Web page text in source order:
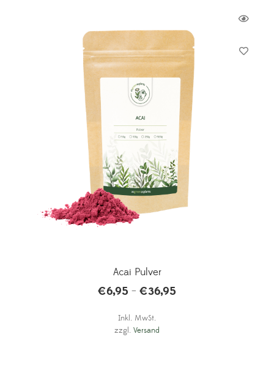
Acai Pulver
€6,95 – €36,95
Inkl. MwSt.
zzgl. Versand